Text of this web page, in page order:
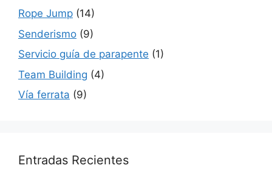
Rope Jump (14)
Senderismo (9)
Servicio guía de parapente (1)
Team Building (4)
Vía ferrata (9)
Entradas Recientes